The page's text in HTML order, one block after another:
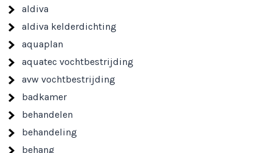
aldiva
aldiva kelderdichting
aquaplan
aquatec vochtbestrijding
avw vochtbestrijding
badkamer
behandelen
behandeling
behang